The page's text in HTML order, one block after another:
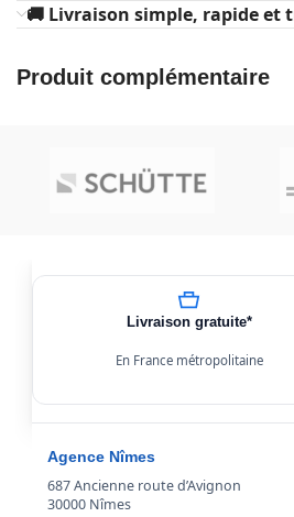
🚚 Livraison simple, rapide et
Produit complémentaire
Livraison gratuite*
En France métropolitaine
Agence Nîmes
687 Ancienne route d’Avignon
30000 Nîmes